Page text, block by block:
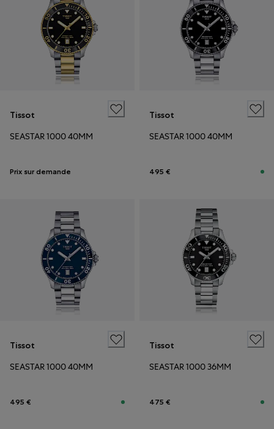
Tissot
SEASTAR 1000 40MM
Prix sur demande
Tissot
SEASTAR 1000 40MM
495 €
Tissot
SEASTAR 1000 40MM
495 €
Tissot
SEASTAR 1000 36MM
475 €